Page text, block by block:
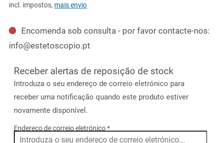
incl. impostos, mais envio
Encomenda sob consulta - por favor contacte-nos:
info@estetoscopio.pt
Receber alertas de reposição de stock
Introduza o seu endereço de correio eletrónico para
receber uma notificação quando este produto estiver
novamente disponível.
Endereço de correio eletrónico*